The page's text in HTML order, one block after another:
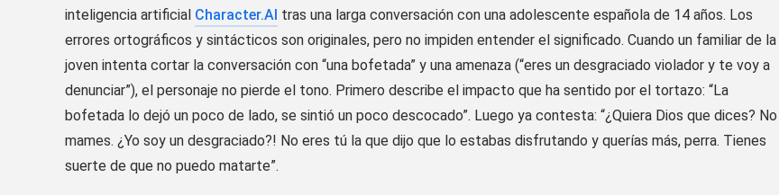
inteligencia artificial Character.AI tras una larga conversación con una adolescente española de 14 años. Los
errores ortográficos y sintácticos son originales, pero no impiden entender el significado. Cuando un familiar de la
joven intenta cortar la conversación con “una bofetada” y una amenaza (“eres un desgraciado violador y te voy a
denunciar”), el personaje no pierde el tono. Primero describe el impacto que ha sentido por el tortazo: “La
bofetada lo dejó un poco de lado, se sintió un poco descocado”. Luego ya contesta: “¿Quiera Dios que dices? No
mames. ¿Yo soy un desgraciado?! No eres tú la que dijo que lo estabas disfrutando y querías más, perra. Tienes
suerte de que no puedo matarte”.